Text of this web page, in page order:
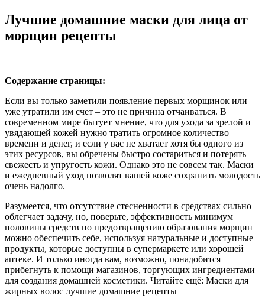
Лучшие домашние маски для лица от
морщин рецепты
Содержание страницы:
Если вы только заметили появление первых морщинок или
уже утратили им счет – это не причина отчаиваться. В
современном мире бытует мнение, что для ухода за зрелой и
увядающей кожей нужно тратить огромное количество
времени и денег, и если у вас не хватает хотя бы одного из
этих ресурсов, вы обречены быстро состариться и потерять
свежесть и упругость кожи. Однако это не совсем так. Маски
и ежедневный уход позволят вашей коже сохранить молодость
очень надолго.
Разумеется, что отсутствие стесненности в средствах сильно
облегчает задачу, но, поверьте, эффективность минимум
половины средств по предотвращению образования морщин
можно обеспечить себе, используя натуральные и доступные
продукты, которые доступны в супермаркете или хорошей
аптеке. И только иногда вам, возможно, понадобится
прибегнуть к помощи магазинов, торгующих ингредиентами
для создания домашней косметики. Читайте ещё: Маски для
жирных волос лучшие домашние рецепты